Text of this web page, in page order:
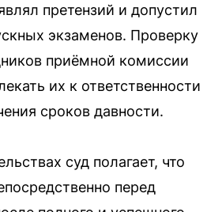
претензий и допустил
экзаменов. Проверку
приёмной комиссии
их к ответственности
сроков давности.
суд полагает, что
перед